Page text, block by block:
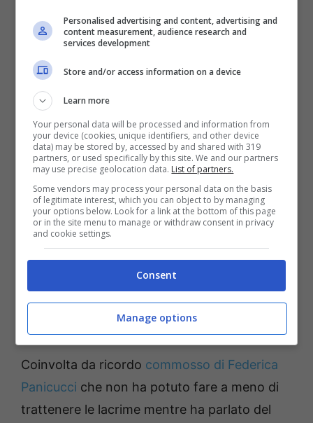
cambiata la presentatrice
Silvia Toffanin: “Anche io
ascolto la mia mamma a
Coinvolta da ricordo commosso di Federica
Panicucci che non ha potuto fare a meno di
trattenere le lacrime mentre ha parlato del
Personalised advertising and content, advertising and
content measurement, audience research and
services development
Store and/or access information on a device
Learn more
Your personal data will be processed and information from
your device (cookies, unique identifiers, and other device
data) may be stored by, accessed by and shared with 319
partners, or used specifically by this site. We and our partners
may use precise geolocation data. List of partners.
Some vendors may process your personal data on the basis
of legitimate interest, which you can object to by managing
your options below. Look for a link at the bottom of this page
or in the site menu to manage or withdraw consent in privacy
and cookie settings.
Consent
Manage options